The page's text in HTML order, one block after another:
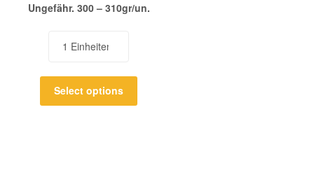
Ungefähr. 300 – 310gr/un.
Select options